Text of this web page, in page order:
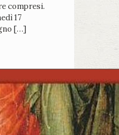
compresi.
17
[…]